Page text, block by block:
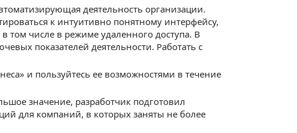
деятельность организации.
к интуитивно понятному интерфейсу,
том числе в режиме удаленного доступа. В
показателей деятельности. Работать с
и пользуйтесь ее возможностями в течение
значение, разработчик подготовил
для компаний, в которых заняты не более